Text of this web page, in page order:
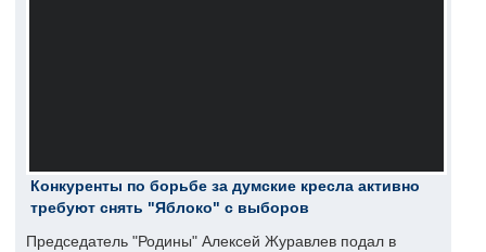
Конкуренты по борьбе за думские кресла активно
требуют снять "Яблоко" с выборов
Председатель "Родины" Алексей Журавлев подал в